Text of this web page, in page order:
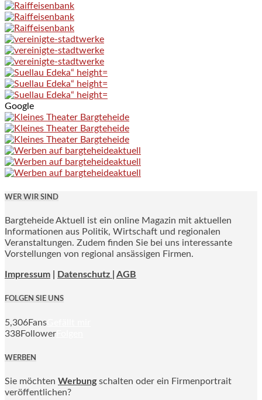
Google
WER WIR SIND
Bargteheide Aktuell ist ein online Magazin mit aktuellen
Informationen aus Politik, Wirtschaft und regionalen
Veranstaltungen. Zudem finden Sie bei uns interessante
Vorstellungen von regional ansässigen Firmen.
Impressum Datenschutz | AGB
FOLGEN SIE UNS
5,306Fans
338Follower
WERBEN
Sie möchten Werbung schalten oder ein Firmenportrait
veröffentlichen?